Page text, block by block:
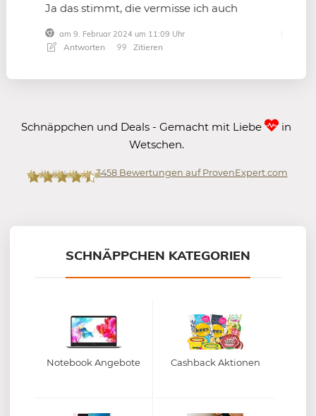
Ja das stimmt, die vermisse ich auch
am 9. Februar 2024 um 11:09 Uhr
Antworten Zitieren
Schnäppchen und Deals - Gemacht mit Liebe
in
Wetschen.
3458Bewertungen auf ProvenExpert.com
SCHNÄPPCHEN KATEGORIEN
Notebook Angebote Cashback Aktionen